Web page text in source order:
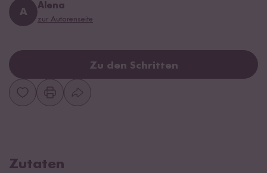
A
Alena
zur Autorenseite
Zu den Schritten
Zutaten